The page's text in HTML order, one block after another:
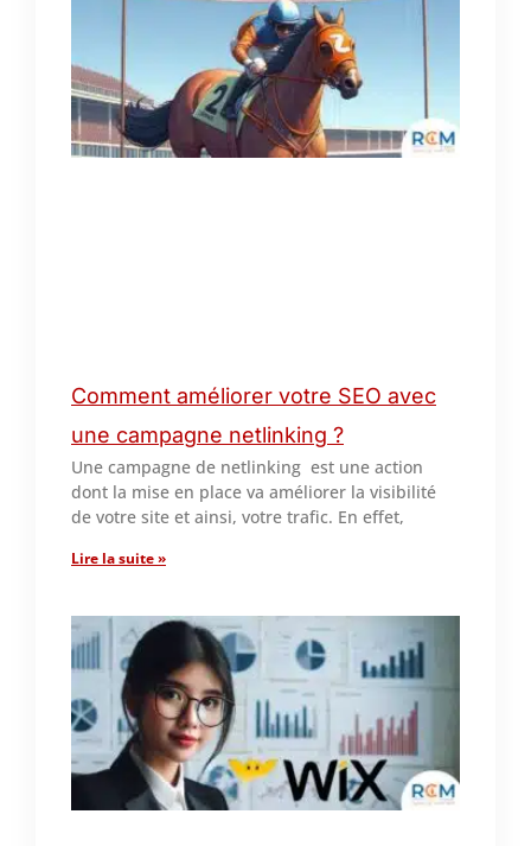
Comment améliorer votre SEO avec
une campagne netlinking ?
Une campagne de netlinking est une action
dont la mise en place va améliorer la visibilité
de votre site et ainsi, votre trafic. En effet,
Lire la suite »